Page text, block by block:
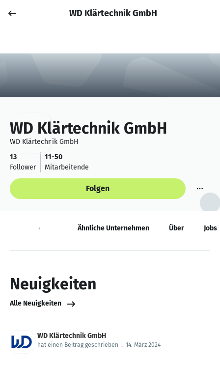
Anmelden
WD Klärtechnik GmbH
WD Klärtechnik GmbH
WD Klärtechnik GmbH
13
Follower
11-50
Mitarbeitende
Folgen
Neuigkeiten Ähnliche Unternehmen Über Jobs
Neuigkeiten
Alle Neuigkeiten
WD Klärtechnik GmbH
hat einen Beitrag geschrieben . 14. März 2024